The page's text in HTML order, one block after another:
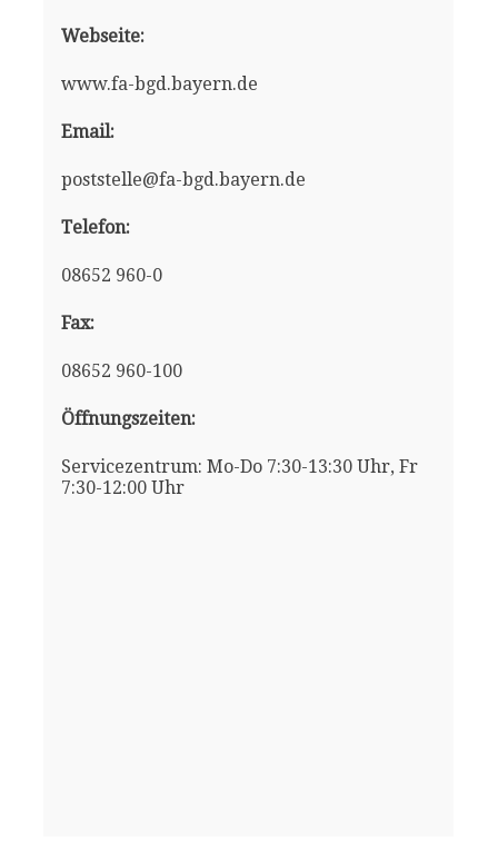
Webseite:
www.fa-bgd.bayern.de
Email:
poststelle@fa-bgd.bayern.de
Telefon:
08652 960-0
Fax:
08652 960-100
Öffnungszeiten:
Servicezentrum: Mo-Do 7:30-13:30 Uhr, Fr
7:30-12:00 Uhr